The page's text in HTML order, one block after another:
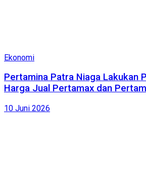
Ekonomi
Pertamina Patra Niaga Lakukan
Harga Jual Pertamax dan
10 Juni 2026